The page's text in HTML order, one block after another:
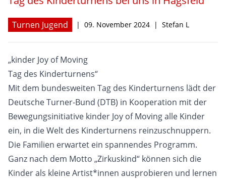
Hagsfelder Stuben Kontakt
Turnen Jugend | 09. November 2024 | Stefan L
„kinder Joy of Moving
Tag des Kinderturnens“
Mit dem bundesweiten Tag des Kinderturnens lädt der
Deutsche Turner-Bund (DTB) in Kooperation mit der
Bewegungsinitiative kinder Joy of Moving alle Kinder
ein, in die Welt des Kinderturnens reinzuschnuppern.
Die Familien erwartet ein spannendes Programm.
Ganz nach dem Motto „Zirkuskind“ können sich die
Kinder als kleine Artist*innen ausprobieren und lernen